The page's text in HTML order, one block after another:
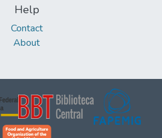
Help
Contact
About